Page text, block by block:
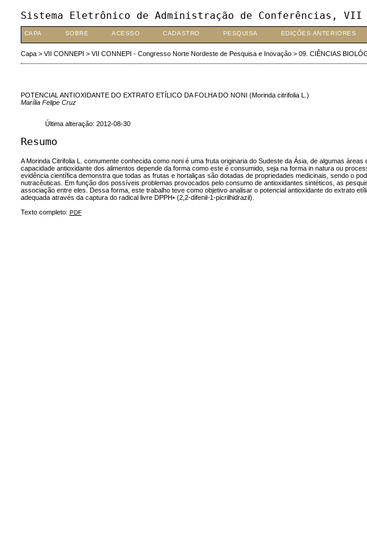
Sistema Eletrônico de Administração de Conferências, VII
CAPA SOBRE ACESSO CADASTRO PESQUISA EDIÇÕES ANTERIORES
Capa> VII CONNEPI > VII CONNEPI - Congresso Norte Nordeste de Pesquisa e Inovação> 09. CIÊNCIAS
POTENCIAL ANTIOXIDANTE DO EXTRATO ETÍLICO DA FOLHA DO NONI (Morinda citrifolia L.)
Marília Felipe Cruz
Última alteração: 2012-08-30
Resumo
A Morinda Citrifolia L. comumente conhecida como noni é uma fruta originaria do Sudeste da Ásia, de algumas
capacidade antioxidante dos alimentos depende da forma como este é consumido, seja na forma in natura ou
evidência científica demonstra que todas as frutas e hortaliças são dotadas de propriedades medicinais, sendo o
nutracêuticas. Em função dos possíveis problemas provocados pelo consumo de antioxidantes sintéticos, as
associação entre eles. Dessa forma, este trabalho teve como objetivo analisar o potencial antioxidante do extrato
adequada através da captura do radical livre DPPH• (2,2-difenil-1-picrilhidrazil).
Texto completo: PDF